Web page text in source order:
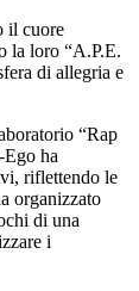
il cuore
la loro “A.P.E.
di allegria e
“Rap
ha
riflettendo le
organizzato
di una
i